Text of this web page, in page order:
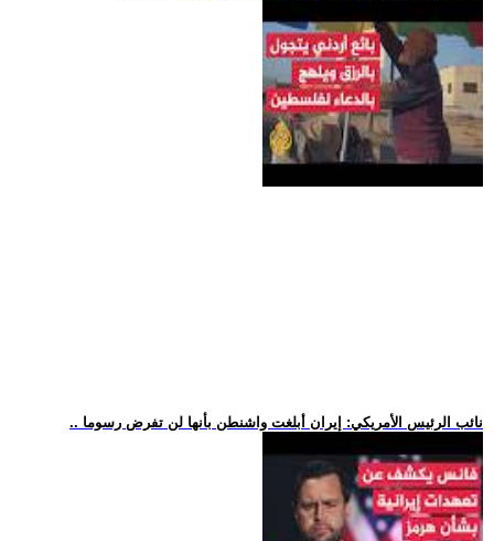
.. نائب الرئيس الأمريكي: إيران أبلغت واشنطن بأنها لن تفرض رسوما